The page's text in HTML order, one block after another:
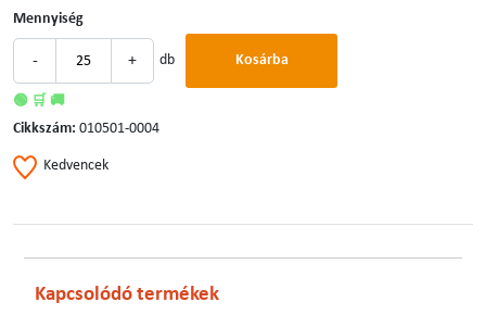
Mennyiség
- + db Kosárba
🟢 🛒 🚚
Cikkszám: 010501-0004
Kedvencek
Kapcsolódó termékek